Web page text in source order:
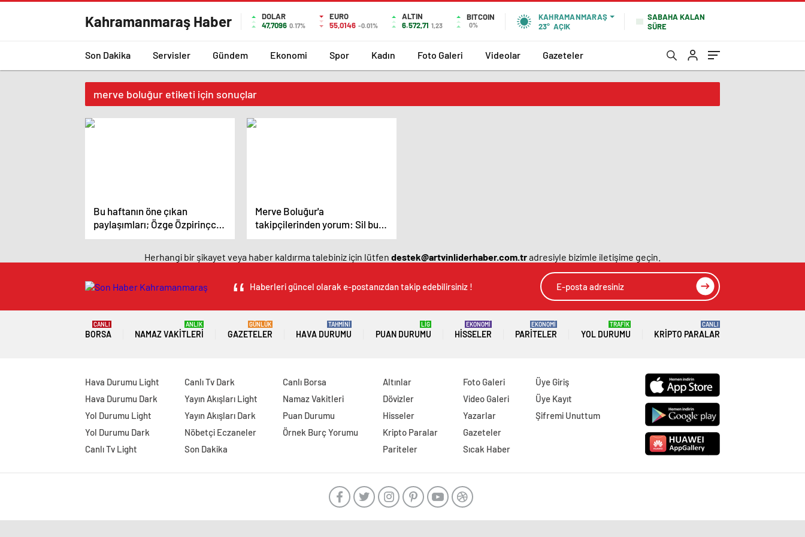
Kahramanmaraş Haber
DOLAR
47,7096 0.17%
EURO
55,0146 -0.01%
ALTIN
6.572,71 1,23
BITCOIN
0%
KAHRAMANMARAŞ
23° AÇIK
SABAHA KALAN
SÜRE
Son Dakika Servisler Gündem Ekonomi Spor Kadın Foto Galeri Videolar Gazeteler
merve boluğur etiketi için sonuçlar
Bu haftanın öne çıkan
paylaşımları; Özge Özpirinçci,
Merve Boluğur ve Vik White… –
Merve Boluğur'a
takipçilerinden yorum: Sil bu
fotoğrafı – Magazin haberleri
Herhangi bir şikayet veya haber kaldırma talebiniz için lütfen destek@artvinliderhaber.com.tradresiyle bizimle iletişime geçin.
Haberleri güncel olarak e-postanızdan takip edebilirsiniz !
BORSA
CANLI
NAMAZ VAKITLERI
ANLIK
GAZETELER
GÜNLÜK
HAVA DURUMU
TAHMİNİ
PUAN DURUMU
LİG
HISSELER
EKONOMİ
PARITELER
EKONOMİ
YOL DURUMU
TRAFİK
KRIPTO PARALAR
CANLI
Hava Durumu Light
Hava Durumu Dark
Yol Durumu Light
Yol Durumu Dark
Canlı Tv Light
Canlı Tv Dark
Yayın Akışları Light
Yayın Akışları Dark
Nöbetçi Eczaneler
Son Dakika
Canlı Borsa
Namaz Vakitleri
Puan Durumu
Örnek Burç Yorumu
Altınlar
Dövizler
Hisseler
Kripto Paralar
Pariteler
Foto Galeri
Video Galeri
Yazarlar
Gazeteler
Sıcak Haber
Üye Giriş
Üye Kayıt
Şifremi Unuttum